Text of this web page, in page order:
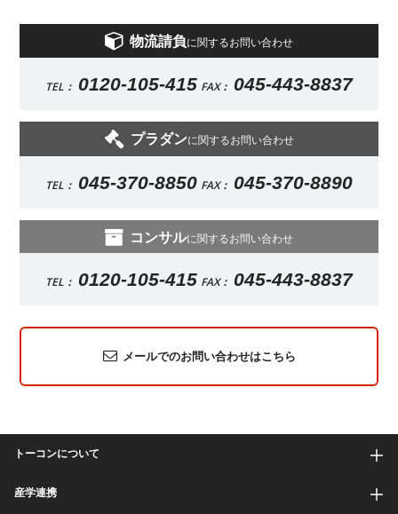
物流請負に関するお問い合わせ
TEL： 0120-105-415 FAX： 045-443-8837
プラダンに関するお問い合わせ
TEL： 045-370-8850 FAX： 045-370-8890
コンサルに関するお問い合わせ
TEL： 0120-105-415 FAX： 045-443-8837
メールでのお問い合わせはこちら
トーコンについて
産学連携